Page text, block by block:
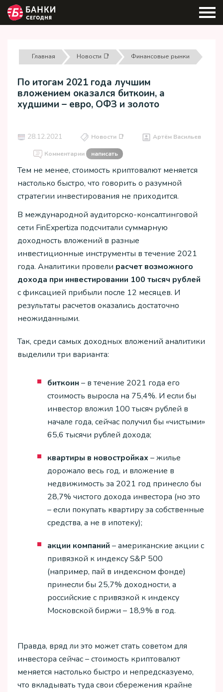
Главная Новости 📑 Финансовые рынки
По итогам 2021 года лучшим
вложением оказался биткоин, а
худшими – евро, ОФЗ и золото
28.12.2021 Новости 📑 Артём Васильев
Комментарии написать
Тем не менее, стоимость криптовалют меняется
настолько быстро, что говорить о разумной
стратегии инвестирования не приходится.
В международной аудиторско-консалтинговой
сети FinExpertiza подсчитали суммарную
доходность вложений в разные
инвестиционные инструменты в течение 2021
года. Аналитики провели расчет возможного
дохода при инвестировании 100 тысяч рублей
с фиксацией прибыли после 12 месяцев. И
результаты расчетов оказались достаточно
неожиданными.
Так, среди самых доходных вложений аналитики
выделили три варианта:
биткоин – в течение 2021 года его
стоимость выросла на 75,4%. И если бы
инвестор вложил 100 тысяч рублей в
начале года, сейчас получил бы «чистыми»
65,6 тысячи рублей дохода;
квартиры в новостройках – жилье
дорожало весь год, и вложение в
недвижимость за 2021 год принесло бы
28,7% чистого дохода инвестора (но это
– если покупать квартиру за собственные
средства, а не в ипотеку);
акции компаний – американские акции с
привязкой к индексу S&P 500
(например, пай в индексном фонде)
принесли бы 25,7% доходности, а
российские с привязкой к индексу
Московской биржи – 18,9% в год.
Правда, вряд ли это может стать советом для
инвестора сейчас – стоимость криптовалют
меняется настолько быстро и непредсказуемо,
что вкладывать туда свои сбережения крайне